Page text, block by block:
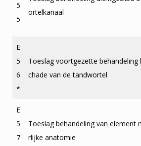
5
5
ortelkanaal
E
5
6
*
Toeslag voortgezette behandeling
chade van de tandwortel
E
5
7
Toeslag behandeling van element
rlijke anatomie